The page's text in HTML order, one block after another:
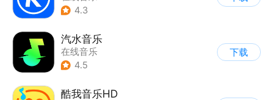
4.3
汽水音乐
在线音乐
4.5
下载
酷我音乐HD